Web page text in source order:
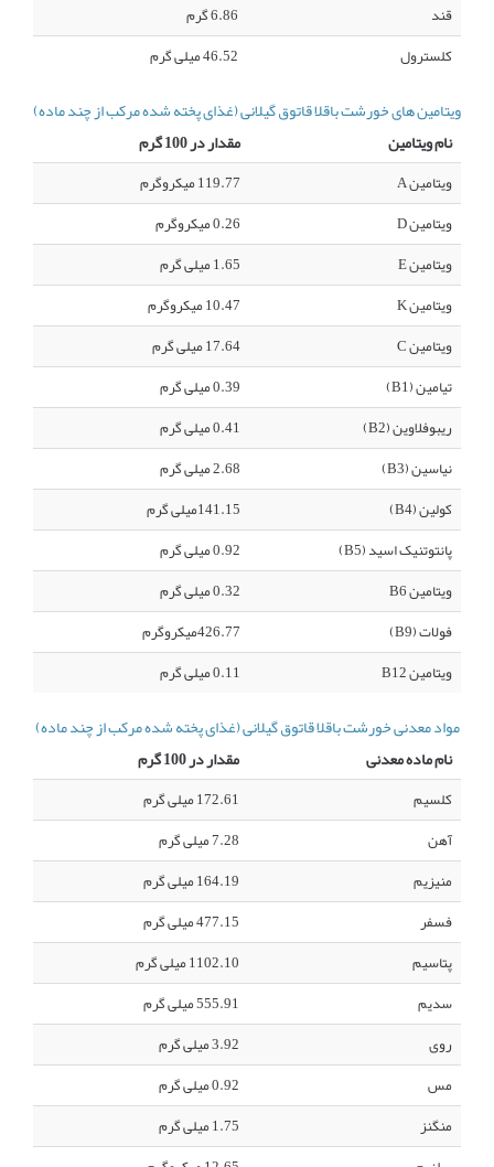
قند
6.86 گرم
کلسترول
46.52 میلی گرم
ویتامین های خورشت باقلا قاتوق گیلانی (غذای پخته شده مرکب از چند ماده)
نام ویتامین
مقدار در 100 گرم
ویتامین A
119.77 میکروگرم
ویتامین D
0.26 میکروگرم
ویتامین E
1.65 میلی گرم
ویتامین K
10.47 میکروگرم
ویتامین C
17.64 میلی گرم
تیامین (B1)
0.39 میلی گرم
ریبوفلاوین (B2)
0.41 میلی گرم
نیاسین (B3)
2.68 میلی گرم
کولین (B4)
141.15میلی گرم
پانتوتنیک اسید (B5)
0.92 میلی گرم
ویتامین B6
0.32 میلی گرم
فولات (B9)
426.77میکروگرم
ویتامین B12
0.11 میلی گرم
مواد معدنی خورشت باقلا قاتوق گیلانی (غذای پخته شده مرکب از چند ماده)
نام ماده معدنی
مقدار در 100 گرم
کلسیم
172.61 میلی گرم
آهن
7.28 میلی گرم
منیزیم
164.19 میلی گرم
فسفر
477.15 میلی گرم
پتاسیم
1102.10 میلی گرم
سدیم
555.91 میلی گرم
روی
3.92 میلی گرم
مس
0.92 میلی گرم
منگنز
1.75 میلی گرم